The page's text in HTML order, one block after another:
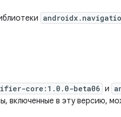
core:1.0.0-beta06 и
включенные в эту версию,